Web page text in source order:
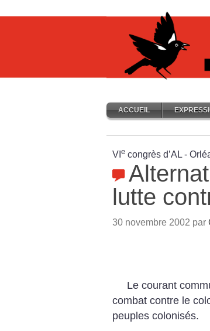
ACCUEIL
VI e congrès d’AL -
lutte
30 novembre 2002 par
Le courant
combat contre le
peuples colonisés.